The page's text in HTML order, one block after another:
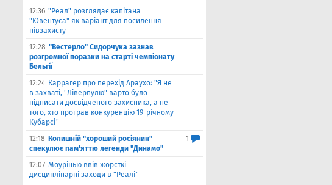
12:36 "Реал" розглядає капітана
"Ювентуса" як варіант для посилення
півзахисту
12:28 "Вестерло" Сидорчука зазнав
розгромної поразки на старті чемпіонату
Бельгії
12:24 Каррагер про перехід Араухо: "Я не
в захваті, "Ліверпулю" варто було
підписати досвідченого захисника, а не
того, хто програв конкуренцію 19-річному
Кубарсі"
12:18 Колишнiй "хороший росіянин"
спекулює пам'яттю легенди "Динамо"
1
12:07 Моурінью ввів жорсткі
дисциплінарні заходи в "Реалі"